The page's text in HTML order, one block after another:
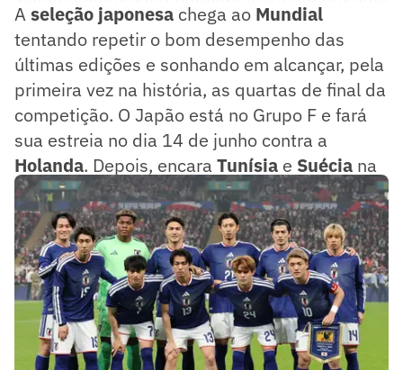
Aseleção japonesa chega ao Mundial
tentando repetir o bom desempenho das
últimas edições e sonhando em alcançar, pela
primeira vez na história, as quartas de final da
competição. O Japão está no Grupo F e fará
sua estreia no dia 14 de junho contra a
Holanda. Depois, encara Tunísia e Suécia na
sequência da fase de grupos.